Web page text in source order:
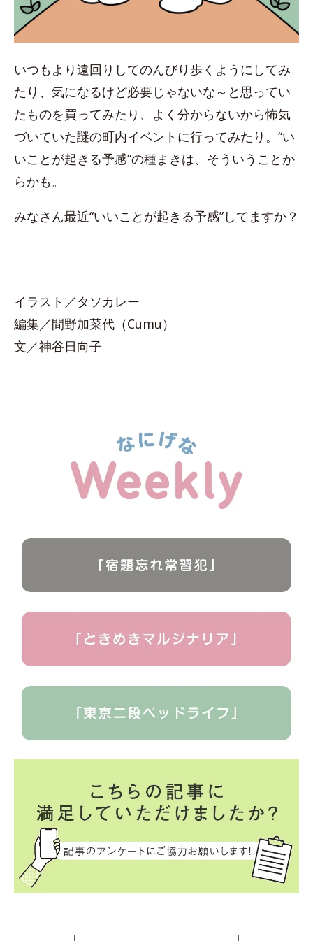
いつもより遠回りしてのんびり歩くようにしてみ
たり、気になるけど必要じゃないな～と思ってい
たものを買ってみたり、よく分からないから怖気
づいていた謎の町内イベントに行ってみたり。“い
いことが起きる予感”の種まきは、そういうことか
らかも。
みなさん最近“いいことが起きる予感”してますか？
イラスト／タソカレー
編集／間野加菜代（Cumu）
文／神谷日向子